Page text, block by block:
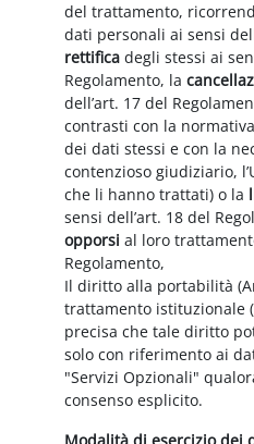
del trattamento,
dati personali ai sensi
rettificadegli stessi ai
Regolamento, la
dell’art. 17 del
contrasti con la
dei dati stessi e con la
contenzioso giudiziario,
che li hanno trattati) o la
sensi dell’art. 18 del
opporsi al loro
Regolamento,
Il diritto alla portabilità
trattamento istituzionale
precisa che tale diritto
solo con riferimento ai
"Servizi Opzionali"
consenso esplicito.